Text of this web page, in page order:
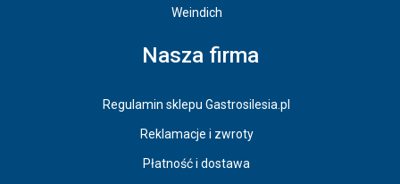
Weindich
Nasza firma
Regulamin sklepu Gastrosilesia.pl
Reklamacje i zwroty
Płatność i dostawa